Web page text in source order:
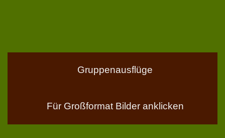
Gruppenausflüge
Für Großformat Bilder anklicken